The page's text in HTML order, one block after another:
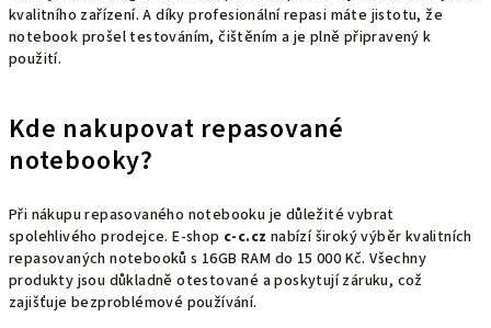
kvalitního zařízení. A díky profesionální repasi máte jistotu, že
notebook prošel testováním, čištěním a je plně připravený k
použití.
Kde nakupovat repasované
notebooky?
Při nákupu repasovaného notebooku je důležité vybrat
spolehlivého prodejce. E-shop c-c.cz nabízí široký výběr kvalitních
repasovaných notebooků s 16GB RAM do 15 000 Kč. Všechny
produkty jsou důkladně otestované a poskytují záruku, což
zajišťuje bezproblémové používání.